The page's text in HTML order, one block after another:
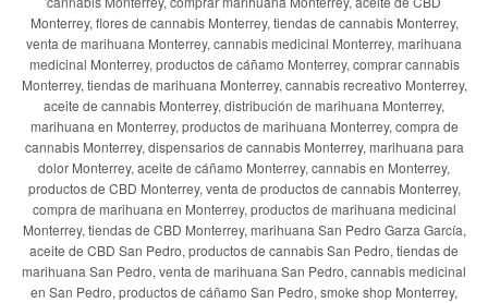
Monterrey, flores de cannabis Monterrey, tiendas de cannabis Monterrey,
venta de marihuana Monterrey, cannabis medicinal Monterrey, marihuana
medicinal Monterrey, productos de cáñamo Monterrey, comprar cannabis
Monterrey, tiendas de marihuana Monterrey, cannabis recreativo Monterrey,
aceite de cannabis Monterrey, distribución de marihuana Monterrey,
marihuana en Monterrey, productos de marihuana Monterrey, compra de
cannabis Monterrey, dispensarios de cannabis Monterrey, marihuana para
dolor Monterrey, aceite de cáñamo Monterrey, cannabis en Monterrey,
productos de CBD Monterrey, venta de productos de cannabis Monterrey,
compra de marihuana en Monterrey, productos de marihuana medicinal
Monterrey, tiendas de CBD Monterrey, marihuana San Pedro Garza García,
aceite de CBD San Pedro, productos de cannabis San Pedro, tiendas de
marihuana San Pedro, venta de marihuana San Pedro, cannabis medicinal
en San Pedro, productos de cáñamo San Pedro, smoke shop Monterrey,